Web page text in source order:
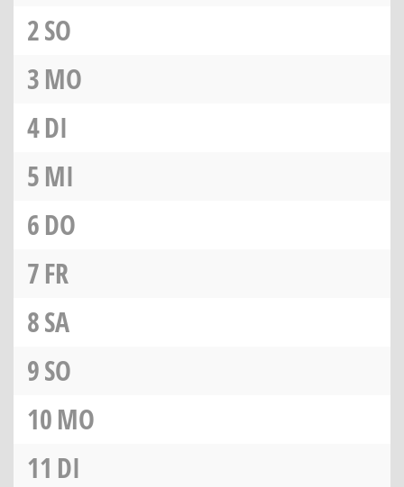
2SO
3MO
4DI
5MI
6DO
7FR
8SA
9SO
10MO
11 DI